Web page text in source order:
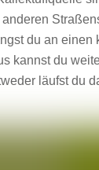
du an
kannst du
läufst du